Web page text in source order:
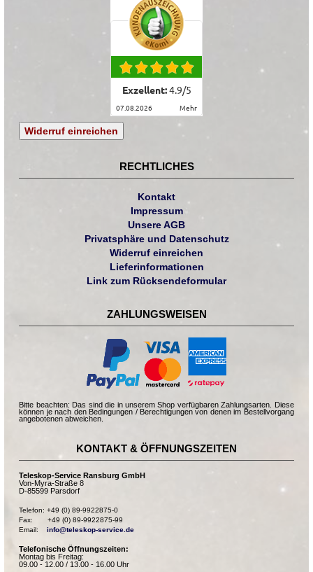
Exzellent:4.9/5
07.08.2026 mehr
Widerruf einreichen
RECHTLICHES
Kontakt
Impressum
Unsere AGB
Privatsphäre und Datenschutz
Widerruf einreichen
Lieferinformationen
Link zum Rücksendeformular
ZAHLUNGSWEISEN
Bitte beachten: Das sind die in unserem Shop verfügbaren Zahlungsarten. Diese
können je nach den Bedingungen / Berechtigungen von denen im Bestellvorgang
angebotenen abweichen.
KONTAKT & ÖFFNUNGSZEITEN
Teleskop-Service Ransburg GmbH
Von-Myra-Straße 8
D-85599 Parsdorf
Telefon: +49 (0) 89-9922875-0
Fax:       +49 (0) 89-9922875-99
Email: info@teleskop-service.de
Telefonische Öffnungszeiten:
Montag bis Freitag:
09.00 - 12.00 / 13.00 - 16.00 Uhr